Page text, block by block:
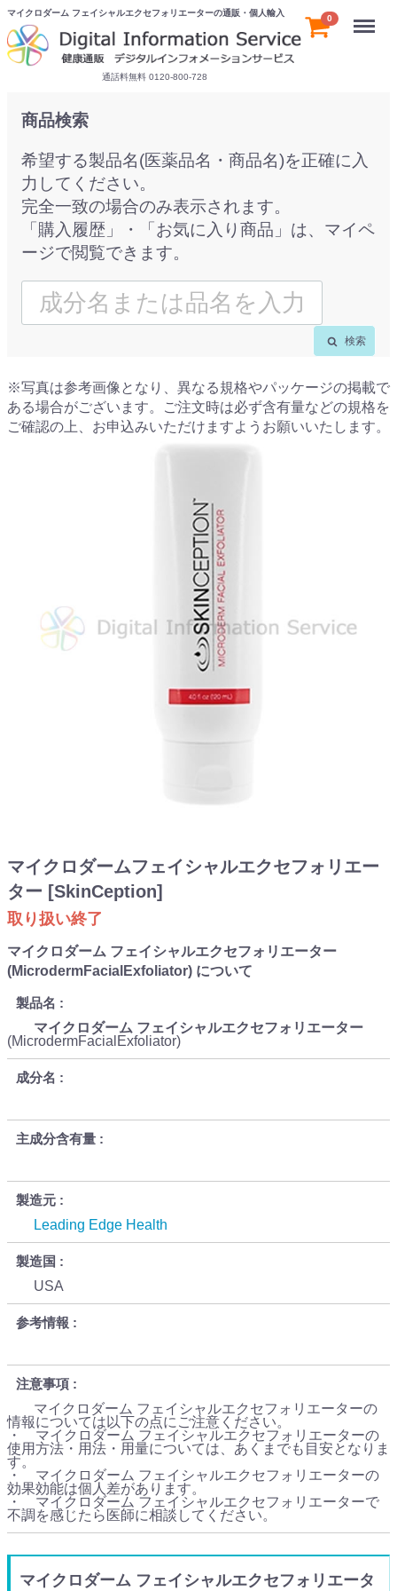
マイクロダーム フェイシャルエクセフォリエーターの通販・個人輸入
通話料無料 0120-800-728
0 Menu
商品検索
希望する製品名(医薬品名・商品名)を正確に入
力してください。
完全一致の場合のみ表示されます。
「購入履歴」・「お気に入り商品」は、マイペ
ージで閲覧できます。
検索
※写真は参考画像となり、異なる規格やパッケージの掲載で
ある場合がございます。ご注文時は必ず含有量などの規格を
ご確認の上、お申込みいただけますようお願いいたします。
マイクロダームフェイシャルエクセフォリエー
ター [SkinCeption]
取り扱い終了
マイクロダーム フェイシャルエクセフォリエーター
(MicrodermFacialExfoliator) について
製品名
マイクロダーム フェイシャルエクセフォリエーター
(MicrodermFacialExfoliator)
成分名
主成分含有量
製造元
Leading Edge Health
製造国
USA
参考情報
注意事項
マイクロダーム フェイシャルエクセフォリエーターの
情報については以下の点にご注意ください。
・ マイクロダーム フェイシャルエクセフォリエーターの
使用方法・用法・用量については、あくまでも目安となりま
す。
・ マイクロダーム フェイシャルエクセフォリエーターの
効果効能は個人差があります。
・ マイクロダーム フェイシャルエクセフォリエーターで
不調を感じたら医師に相談してください。
マイクロダーム フェイシャルエクセフォリエータ